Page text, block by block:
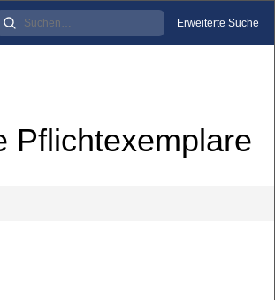
Erweiterte Suche
Pflichtexemplare